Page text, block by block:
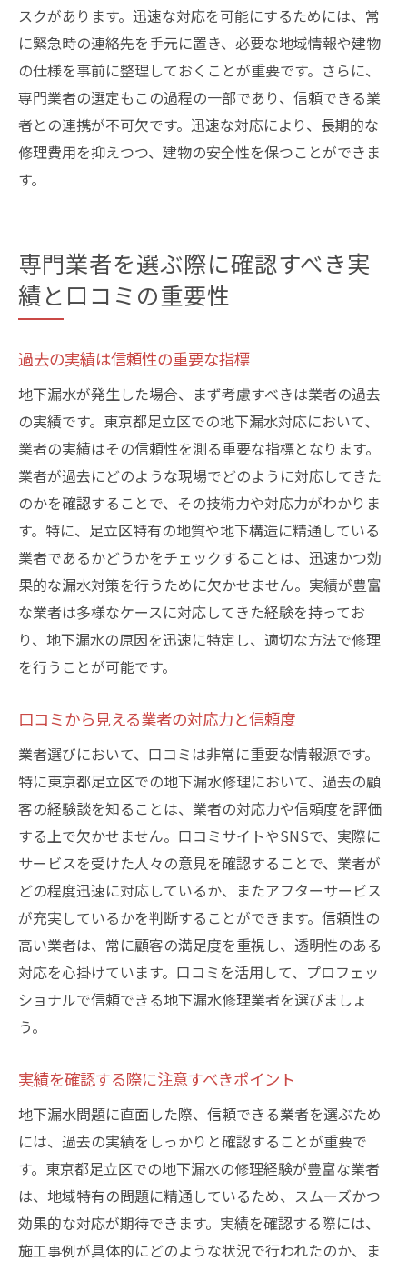
スクがあります。迅速な対応を可能にするためには、常
に緊急時の連絡先を手元に置き、必要な地域情報や建物
の仕様を事前に整理しておくことが重要です。さらに、
専門業者の選定もこの過程の一部であり、信頼できる業
者との連携が不可欠です。迅速な対応により、長期的な
修理費用を抑えつつ、建物の安全性を保つことができま
す。
専門業者を選ぶ際に確認すべき実
績と口コミの重要性
過去の実績は信頼性の重要な指標
地下漏水が発生した場合、まず考慮すべきは業者の過去
の実績です。東京都足立区での地下漏水対応において、
業者の実績はその信頼性を測る重要な指標となります。
業者が過去にどのような現場でどのように対応してきた
のかを確認することで、その技術力や対応力がわかりま
す。特に、足立区特有の地質や地下構造に精通している
業者であるかどうかをチェックすることは、迅速かつ効
果的な漏水対策を行うために欠かせません。実績が豊富
な業者は多様なケースに対応してきた経験を持ってお
り、地下漏水の原因を迅速に特定し、適切な方法で修理
を行うことが可能です。
口コミから見える業者の対応力と信頼度
業者選びにおいて、口コミは非常に重要な情報源です。
特に東京都足立区での地下漏水修理において、過去の顧
客の経験談を知ることは、業者の対応力や信頼度を評価
する上で欠かせません。口コミサイトやSNSで、実際に
サービスを受けた人々の意見を確認することで、業者が
どの程度迅速に対応しているか、またアフターサービス
が充実しているかを判断することができます。信頼性の
高い業者は、常に顧客の満足度を重視し、透明性のある
対応を心掛けています。口コミを活用して、プロフェッ
ショナルで信頼できる地下漏水修理業者を選びましょ
う。
実績を確認する際に注意すべきポイント
地下漏水問題に直面した際、信頼できる業者を選ぶため
には、過去の実績をしっかりと確認することが重要で
す。東京都足立区での地下漏水の修理経験が豊富な業者
は、地域特有の問題に精通しているため、スムーズかつ
効果的な対応が期待できます。実績を確認する際には、
施工事例が具体的にどのような状況で行われたのか、ま